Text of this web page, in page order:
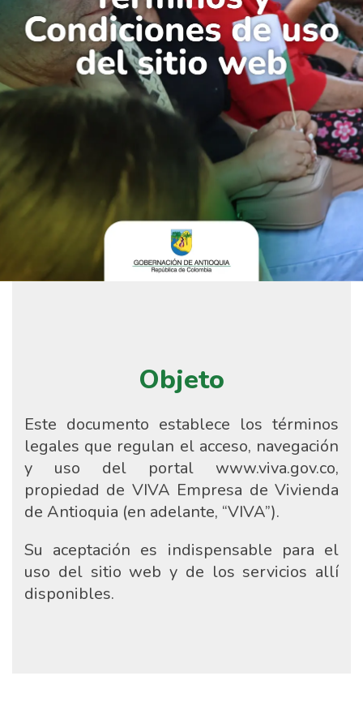
Objeto
Este documento establece los términos
legales que regulan el acceso, navegación
y uso del portal www.viva.gov.co,
propiedad de VIVA Empresa de Vivienda
de Antioquia (en adelante, “VIVA”).
Su aceptación es indispensable para el
uso del sitio web y de los servicios allí
disponibles.